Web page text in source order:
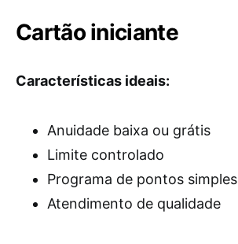
Cartão iniciante
Características ideais:
Anuidade baixa ou grátis
Limite controlado
Programa de pontos simples
Atendimento de qualidade